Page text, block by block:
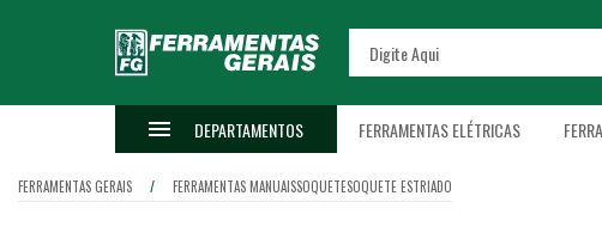
DEPARTAMENTOS FERRAMENTAS ELÉTRICAS
FERRAMENTAS GERAIS FERRAMENTAS MANUAISSOQUETESOQUETE ESTRIADO